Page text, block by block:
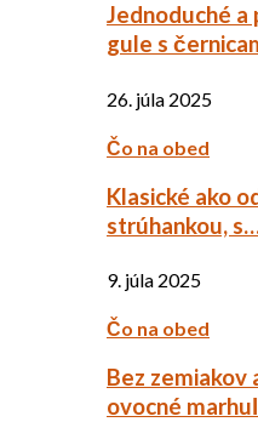
Jednoduché a
gule s
26. júla 2025
Čo na obed
Klasické ako
strúhankou,
9. júla 2025
Čo na obed
Bez zemiakov
ovocné